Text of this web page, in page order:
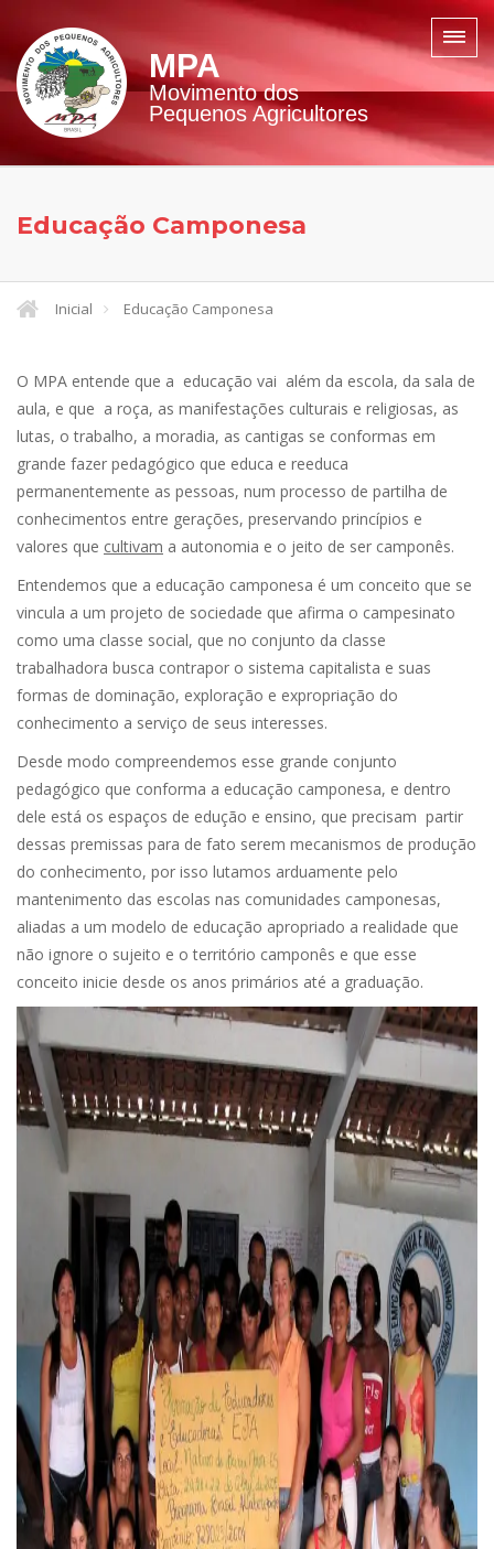
MPA
Movimento dos
Pequenos Agricultores
Educação Camponesa
Inicial Educação Camponesa
O MPA entende que a educação vai além da escola, da sala de
aula, e que a roça, as manifestações culturais e religiosas, as
lutas, o trabalho, a moradia, as cantigas se conformas em
grande fazer pedagógico que educa e reeduca
permanentemente as pessoas, num processo de partilha de
conhecimentos entre gerações, preservando princípios e
valores que cultivam a autonomia e o jeito de ser camponês.
Entendemos que a educação camponesa é um conceito que se
vincula a um projeto de sociedade que afirma o campesinato
como uma classe social, que no conjunto da classe
trabalhadora busca contrapor o sistema capitalista e suas
formas de dominação, exploração e expropriação do
conhecimento a serviço de seus interesses.
Desde modo compreendemos esse grande conjunto
pedagógico que conforma a educação camponesa, e dentro
dele está os espaços de edução e ensino, que precisam partir
dessas premissas para de fato serem mecanismos de produção
do conhecimento, por isso lutamos arduamente pelo
mantenimento das escolas nas comunidades camponesas,
aliadas a um modelo de educação apropriado a realidade que
não ignore o sujeito e o território camponês e que esse
conceito inicie desde os anos primários até a graduação.